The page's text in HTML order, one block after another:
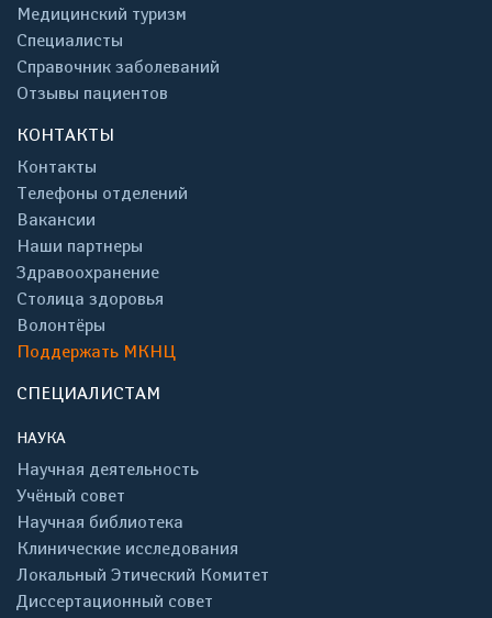
Медицинский туризм
Специалисты
Справочник заболеваний
Отзывы пациентов
КОНТАКТЫ
Контакты
Телефоны отделений
Вакансии
Наши партнеры
Здравоохранение
Столица здоровья
Волонтёры
Поддержать МКНЦ
СПЕЦИАЛИСТАМ
НАУКА
Научная деятельность
Учёный совет
Научная библиотека
Клинические исследования
Локальный Этический Комитет
Диссертационный совет